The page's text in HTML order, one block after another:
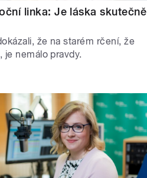
linka: Je láska skutečně
že na starém rčení, že
je nemálo pravdy.